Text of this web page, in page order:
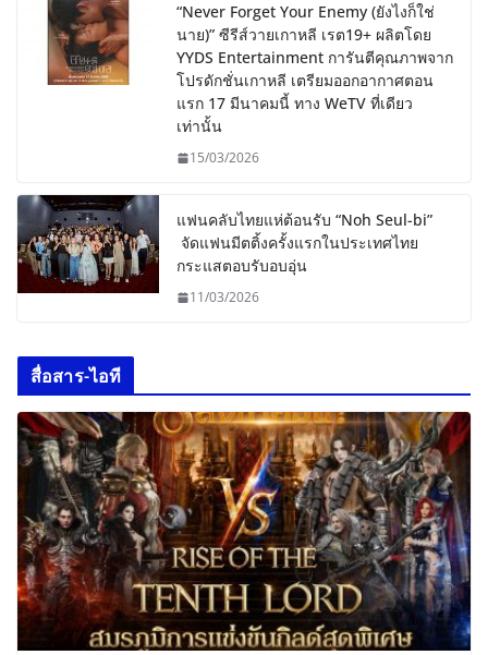
“Never Forget Your Enemy (ยังไงก็ใช่
นาย)” ซีรีส์วายเกาหลี เรต19+ ผลิตโดย
YYDS Entertainment การันตีคุณภาพจาก
โปรดักชั่นเกาหลี เตรียมออกอากาศตอน
แรก 17 มีนาคมนี้ ทาง WeTV ที่เดียว
เท่านั้น
15/03/2026
แฟนคลับไทยแห่ต้อนรับ “Noh Seul-bi”
จัดแฟนมีตติ้งครั้งแรกในประเทศไทย
กระแสตอบรับอบอุ่น
11/03/2026
สื่อสาร-ไอที